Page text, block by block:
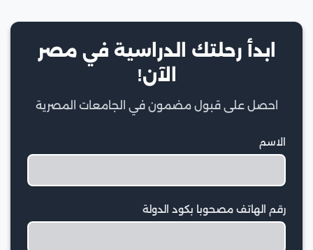
ابدأ رحلتك الدراسية في مصر
الآن!
احصل على قبول مضمون في الجامعات المصرية
الاسم
رقم الهاتف مصحوبا بكود الدولة